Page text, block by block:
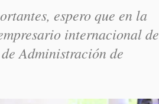
espero que en la
internacional de
Administración de